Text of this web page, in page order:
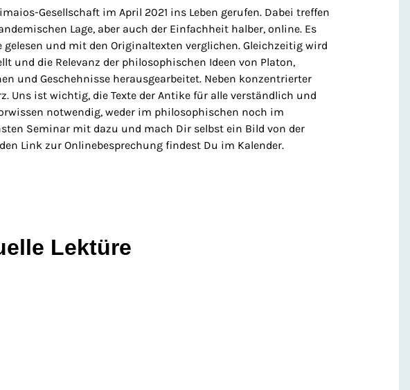
Gesellschaft im April 2021 ins Leben gerufen. Dabei treffen
Lage, aber auch der Einfachheit halber, online. Es
und mit den Originaltexten verglichen. Gleichzeitig wird
und die Relevanz der philosophischen Ideen von Platon,
und Geschehnisse herausgearbeitet. Neben konzentrierter
Uns ist wichtig, die Texte der Antike für alle verständlich und
notwendig, weder im philosophischen noch im
Seminar mit dazu und mach Dir selbst ein Bild von der
Link zur Onlinebesprechung findest Du im Kalender.
Lektüre